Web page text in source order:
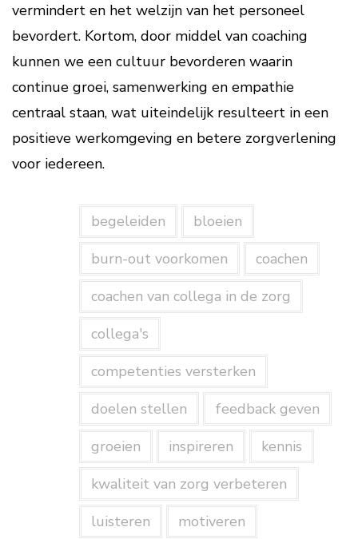
vermindert en het welzijn van het personeel
bevordert. Kortom, door middel van coaching
kunnen we een cultuur bevorderen waarin
continue groei, samenwerking en empathie
centraal staan, wat uiteindelijk resulteert in een
positieve werkomgeving en betere zorgverlening
voor iedereen.
begeleiden
bloeien
burn-out voorkomen
coachen
coachen van collega in de zorg
collega's
competenties versterken
doelen stellen
feedback geven
groeien
inspireren
kennis
kwaliteit van zorg verbeteren
luisteren
motiveren